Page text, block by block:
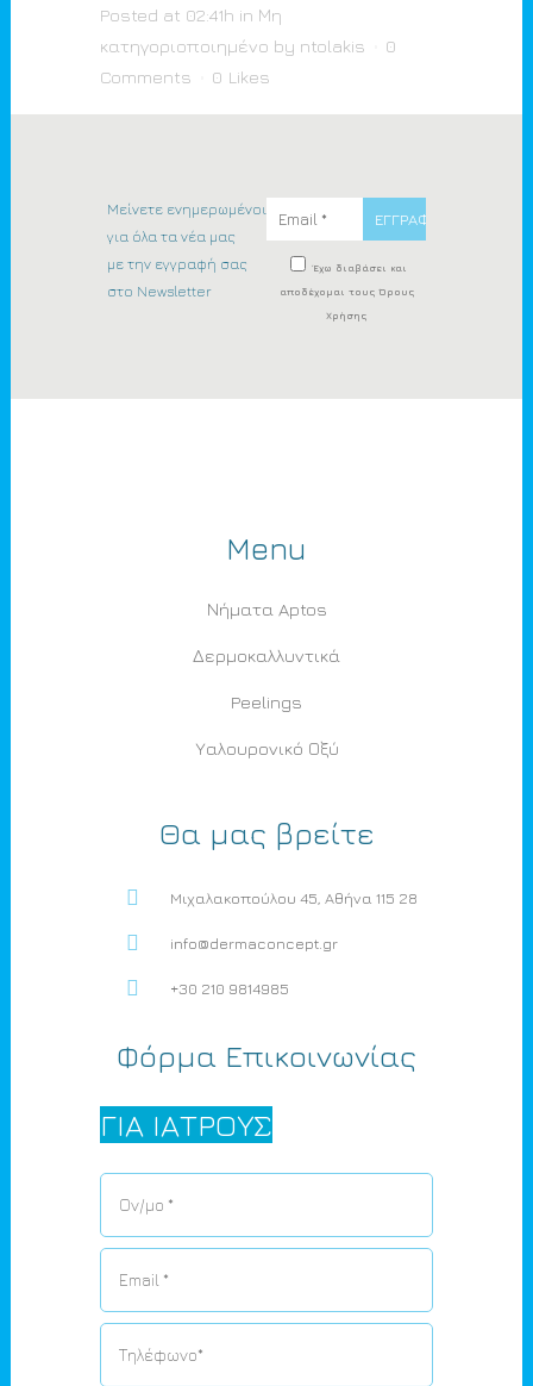
Posted at 02:41h in Μη
κατηγοριοποιημένο by ntolakis
0
Comments
0 Likes
Μείνετε ενημερωμένοι
για όλα τα νέα μας
με την εγγραφή σας
στο Newsletter
Έχω διαβάσει και
αποδέχομαι τους Όρους
Χρήσης
Menu
Νήματα Aptos
Δερμοκαλλυντικά
Peelings
Υαλουρονικό Οξύ
Θα μας βρείτε
Μιχαλακοπούλου 45, Αθήνα 115 28
info@dermaconcept.gr
+30 210 9814985
Φόρμα Επικοινωνίας
ΓΙΑ ΙΑΤΡΟΥΣ